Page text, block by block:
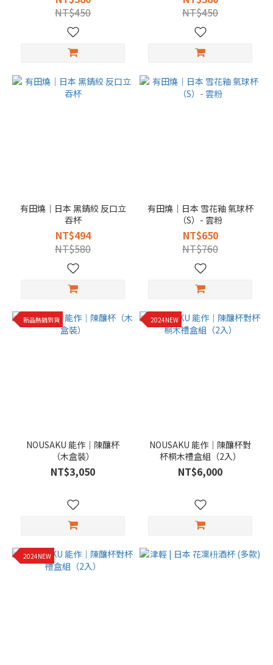
NT$450
NT$450
有田燒｜日本 黑錆絞 反口立
吞杯
NT$494
NT$580
有田燒｜日本 雪花釉 氣球杯
（S）- 雲粉
NT$650
NT$760
新品熱銷到貨
NOUSAKU 能作｜陳釀杯
（木盒裝）
NT$3,050
2024NEW
NOUSAKU 能作｜陳釀杯對
杯桐木禮盒組（2入）
NT$6,000
2024NEW